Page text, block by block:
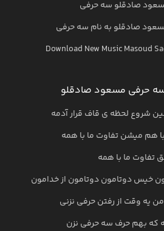
صادقلو سه حرفی
صادقلو به نام سه حرفی
Download New MusicMasoud
حرفی مسعود صادقلو
شروع لحظه ی قاف قرار آدمه
هم میشن تفاوت ما با همه
تفاوت ما با همه
خیس دوتامون دوتامون از خدامون
یه وقت از رفتن حرفی نزنی
که بهم حرف سه حرفی نزن